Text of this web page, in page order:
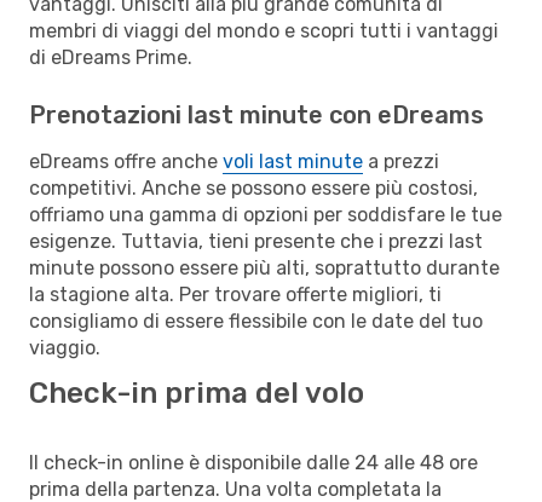
membri di viaggi del mondo e scopri tutti i vantaggi
di eDreams Prime.
Prenotazioni last minute con eDreams
eDreams offre anche voli last minute a prezzi
competitivi. Anche se possono essere più costosi,
offriamo una gamma di opzioni per soddisfare le tue
esigenze. Tuttavia, tieni presente che i prezzi last
minute possono essere più alti, soprattutto durante
la stagione alta. Per trovare offerte migliori, ti
consigliamo di essere flessibile con le date del tuo
viaggio.
Check-in prima del volo
Il check-in online è disponibile dalle 24 alle 48 ore
prima della partenza. Una volta completata la